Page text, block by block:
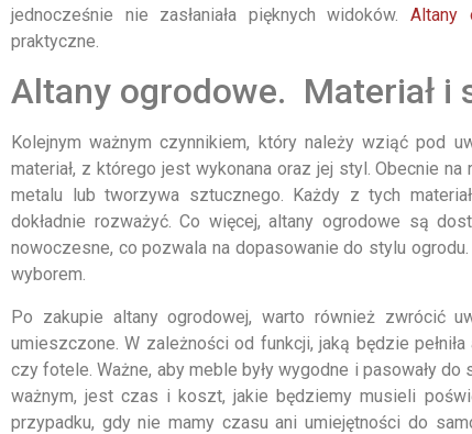
jednocześnie nie zasłaniała pięknych widoków. Altany
praktyczne.
Altany ogrodowe. Materiał i
Kolejnym ważnym czynnikiem, który należy wziąć pod
materiał, z którego jest wykonana oraz jej styl. Obecnie
metalu lub tworzywa sztucznego. Każdy z tych
dokładnie rozważyć. Co więcej, altany ogrodowe są
nowoczesne, co pozwala na dopasowanie do stylu ogrodu.
wyborem.
Po zakupie altany ogrodowej, warto również zwrócić
umieszczone. W zależności od funkcji, jaką będzie
czy fotele. Ważne, aby meble były wygodne i pasowały
ważnym, jest czas i koszt, jakie będziemy musieli
przypadku, gdy nie mamy czasu ani umiejętności do